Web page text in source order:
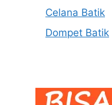
Celana Batik
Dompet Batik